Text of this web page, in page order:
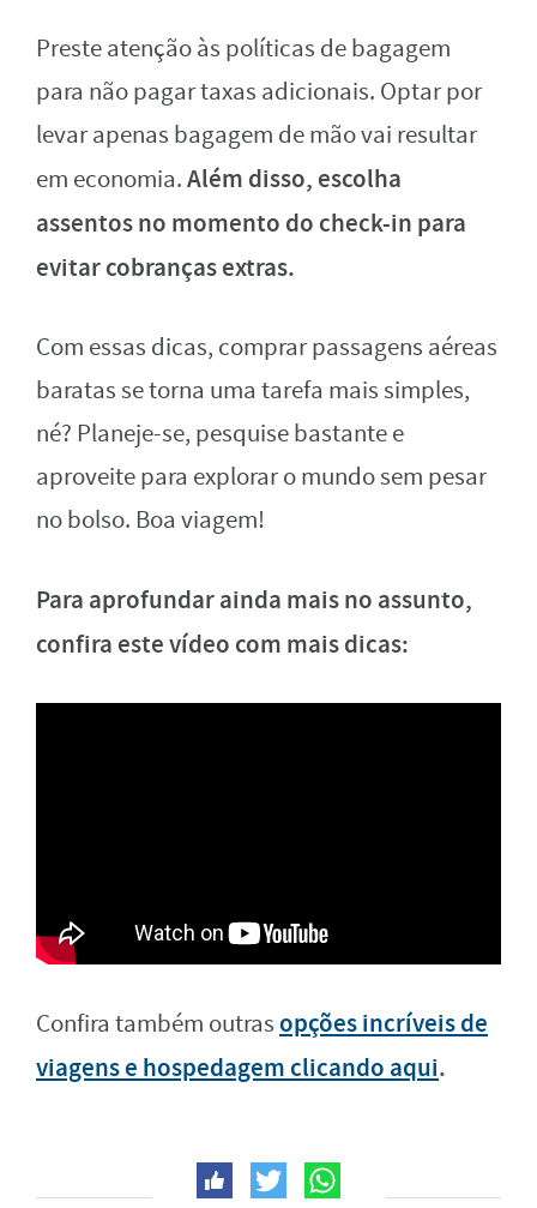
Preste atenção às políticas de bagagem
para não pagar taxas adicionais. Optar por
levar apenas bagagem de mão vai resultar
em economia.Além disso, escolha
assentos no momento do check-in para
evitar cobranças extras.
Com essas dicas, comprar passagens aéreas
baratas se torna uma tarefa mais simples,
né? Planeje-se, pesquise bastante e
aproveite para explorar o mundo sem pesar
no bolso. Boa viagem!
Para aprofundar ainda mais no assunto,
confira este vídeo com mais dicas:
Confira também outrasopções incríveis de
viagens e hospedagem clicando aqui.